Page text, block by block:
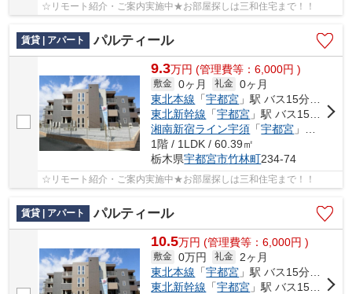
☆リモート紹介・ご案内実施中★お部屋探しは三和住宅まで！！
賃貸 | アパート パルティール
9.3万円 (管理費等：6,000円 )
敷金 0ヶ月 礼金 0ヶ月
東北本線 「宇都宮 」駅 バス15分 「関東バス竹林」 停歩5分
東北新幹線 「宇都宮 」駅 バス15分 「関東バス竹林」 停歩5分
湘南新宿ライン宇須 「宇都宮 」駅 バス15分 「関東バス竹林」 停歩5分
1階 / 1LDK / 60.39㎡
栃木県宇都宮市竹林町234-74
☆リモート紹介・ご案内実施中★お部屋探しは三和住宅まで！！
賃貸 | アパート パルティール
10.5万円 (管理費等：6,000円 )
敷金 0万円 礼金
2ヶ月
東北本線 「宇都宮 」駅 バス15分 「関東バス竹林」 停歩5分
東北新幹線 「宇都宮 」駅 バス15分 「関東バス竹林」 停歩5分